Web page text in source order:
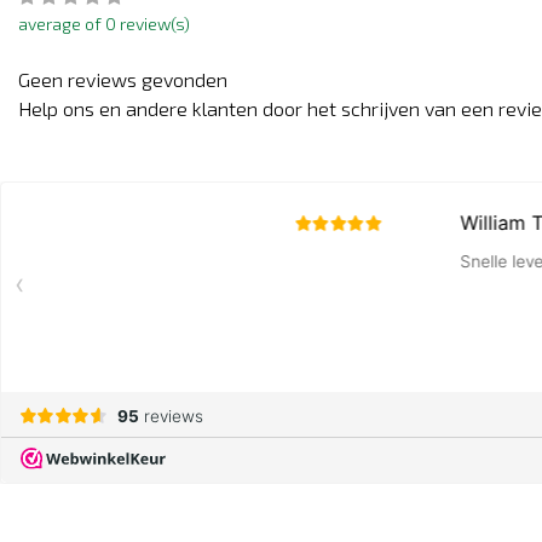
average of 0 review(s)
Geen reviews gevonden
Help ons en andere klanten door het schrijven van een